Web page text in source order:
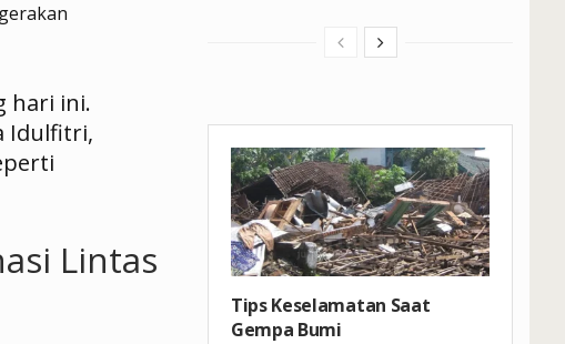
hari ini.
Idulfitri,
Lintas
Tips Keselamatan Saat
Gempa Bumi